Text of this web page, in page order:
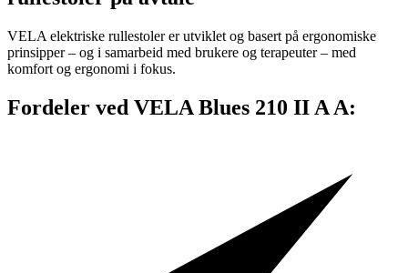
VELA elektriske rullestoler er utviklet og basert på ergonomiske
prinsipper – og i samarbeid med brukere og terapeuter – med
komfort og ergonomi i fokus.
Fordeler ved VELA Blues 210 II A A: